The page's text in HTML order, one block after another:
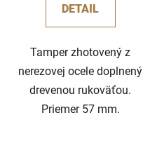
DETAIL
Tamper zhotovený z
nerezovej ocele doplnený
drevenou rukoväťou.
Priemer 57 mm.